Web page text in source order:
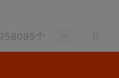
个